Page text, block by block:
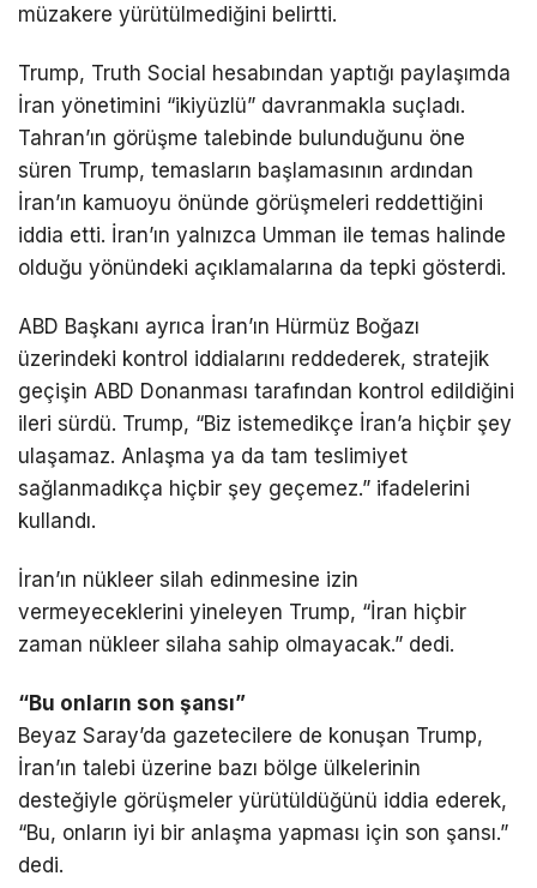
müzakere yürütülmediğini belirtti.
Trump, Truth Social hesabından yaptığı paylaşımda
İran yönetimini “ikiyüzlü” davranmakla suçladı.
Tahran’ın görüşme talebinde bulunduğunu öne
süren Trump, temasların başlamasının ardından
İran’ın kamuoyu önünde görüşmeleri reddettiğini
iddia etti. İran’ın yalnızca Umman ile temas halinde
olduğu yönündeki açıklamalarına da tepki gösterdi.
ABD Başkanı ayrıca İran’ın Hürmüz Boğazı
üzerindeki kontrol iddialarını reddederek, stratejik
geçişin ABD Donanması tarafından kontrol edildiğini
ileri sürdü. Trump, “Biz istemedikçe İran’a hiçbir şey
ulaşamaz. Anlaşma ya da tam teslimiyet
sağlanmadıkça hiçbir şey geçemez.” ifadelerini
kullandı.
İran’ın nükleer silah edinmesine izin
vermeyeceklerini yineleyen Trump, “İran hiçbir
zaman nükleer silaha sahip olmayacak.” dedi.
“Bu onların son şansı”
Beyaz Saray’da gazetecilere de konuşan Trump,
İran’ın talebi üzerine bazı bölge ülkelerinin
desteğiyle görüşmeler yürütüldüğünü iddia ederek,
“Bu, onların iyi bir anlaşma yapması için son şansı.”
dedi.